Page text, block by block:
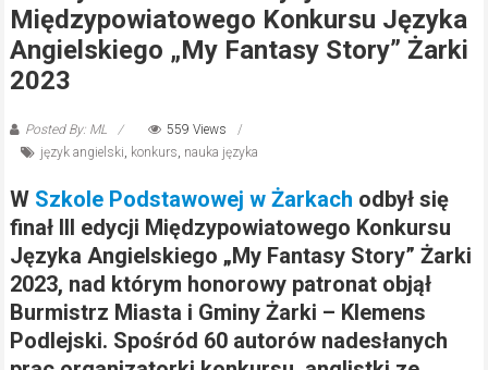
Międzypowiatowego Konkursu Języka
Angielskiego „My Fantasy Story” Żarki
2023
Posted By: ML
559 Views
język angielski konkurs nauka języka
W Szkole Podstawowej w Żarkach odbył się
finał III edycji Międzypowiatowego Konkursu
Języka Angielskiego „My Fantasy Story” Żarki
2023, nad którym honorowy patronat objął
Burmistrz Miasta i Gminy Żarki – Klemens
Podlejski. Spośród 60 autorów nadesłanych